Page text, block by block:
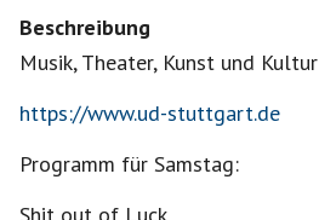
Beschreibung
Musik, Theater, Kunst und Kultur
https://www.ud-stuttgart.de
Programm für Samstag: